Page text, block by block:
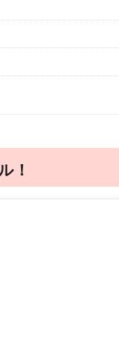
！